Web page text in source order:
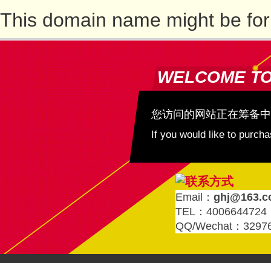
This domain name might be
WELCOME
您访问的网站正在筹备
If you would like to
Email：
TEL：4006644724
QQ/Wechat：